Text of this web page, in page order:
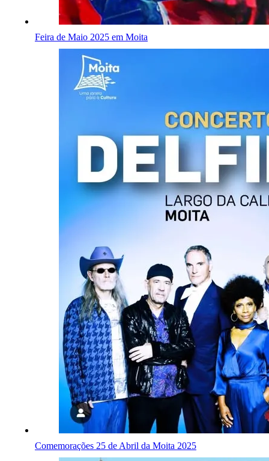
Feira de Maio 2025 em Moita
Comemorações 25 de Abril da Moita 2025